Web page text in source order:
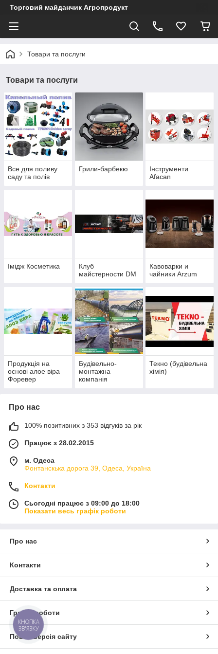
Торговий майданчик Агропродукт
Товари та послуги
Товари та послуги
Все для поливу
саду та полів
Грили-барбекю
Інструменти
Afacan
Імідж Косметика
Клуб
майстерности DM
Кавоварки и
чайники Аrzum
Продукція на
основі алое віра
Форевер
Будiвельно-
монтажна
компанiя
Текно (будівельна
хімія)
Про нас
100% позитивних з 353 відгуків за рік
Працює з 28.02.2015
м. Одеса
Фонтанскька дорога 39, Одеса, Україна
Контакти
Сьогодні працює з 09:00 до 18:00
Показати весь графік роботи
Про нас
Контакти
Доставка та оплата
Графік роботи
Повна версія сайту
КНОПКА
ЗВ'ЯЗКУ